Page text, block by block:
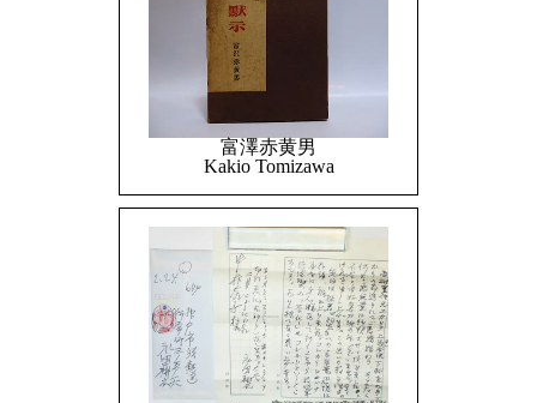
富澤赤黄男
Kakio Tomizawa